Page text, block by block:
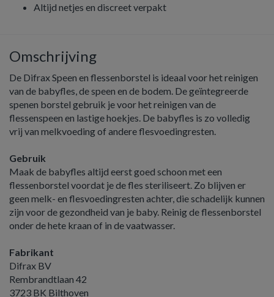
Altijd netjes en discreet verpakt
Omschrijving
De Difrax Speen en flessenborstel is ideaal voor het reinigen
van de babyfles, de speen en de bodem. De geïntegreerde
spenen borstel gebruik je voor het reinigen van de
flessenspeen en lastige hoekjes. De babyfles is zo volledig
vrij van melkvoeding of andere flesvoedingresten.
Gebruik
Maak de babyfles altijd eerst goed schoon met een
flessenborstel voordat je de fles steriliseert. Zo blijven er
geen melk- en flesvoedingresten achter, die schadelijk kunnen
zijn voor de gezondheid van je baby. Reinig de flessenborstel
onder de hete kraan of in de vaatwasser.
Fabrikant
Difrax BV
Rembrandtlaan 42
3723 BK Bilthoven